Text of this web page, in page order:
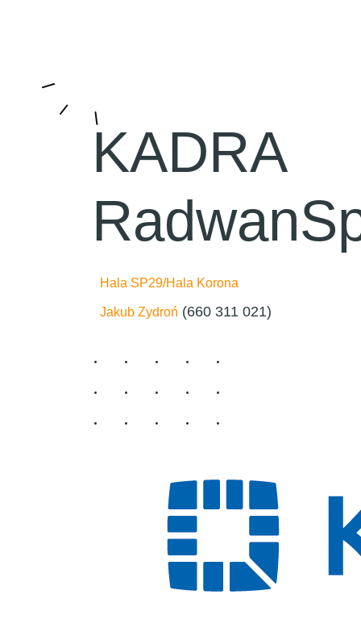
KADRA
Hala SP29/Hala Korona
Jakub Zydroń (660 311 021)